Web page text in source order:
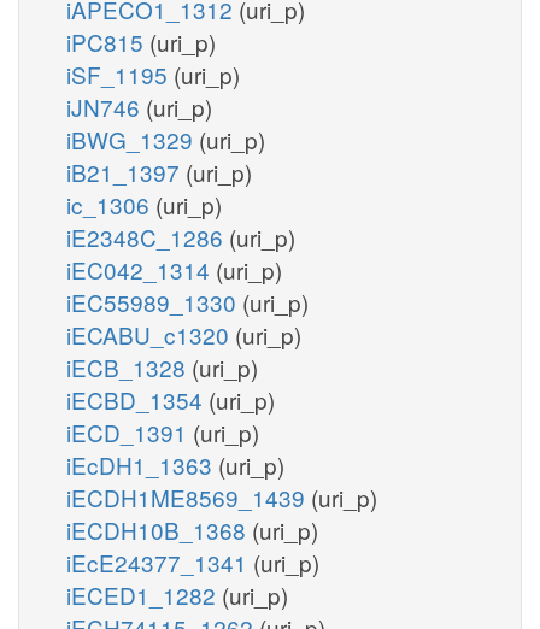
iAPECO1_1312 (uri_p)
iPC815 (uri_p)
iSF_1195 (uri_p)
iJN746 (uri_p)
iBWG_1329 (uri_p)
iB21_1397 (uri_p)
ic_1306 (uri_p)
iE2348C_1286 (uri_p)
iEC042_1314 (uri_p)
iEC55989_1330 (uri_p)
iECABU_c1320 (uri_p)
iECB_1328 (uri_p)
iECBD_1354 (uri_p)
iECD_1391 (uri_p)
iEcDH1_1363 (uri_p)
iECDH1ME8569_1439 (uri_p)
iECDH10B_1368 (uri_p)
iEcE24377_1341 (uri_p)
iECED1_1282 (uri_p)